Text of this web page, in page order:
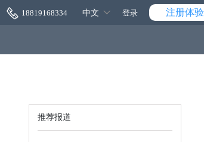
18819168334 中文 登录 注册体验
推荐报道